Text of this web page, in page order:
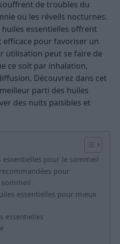
de troubles du
ou les réveils nocturnes.
huiles essentielles offrent
pour favoriser un
utilisation peut se faire de
ce soit par inhalation,
Découvrez dans cet
parti des huiles
des nuits paisibles et
essentielles pour le sommeil
pour
essentielles pour mieux
essentielles